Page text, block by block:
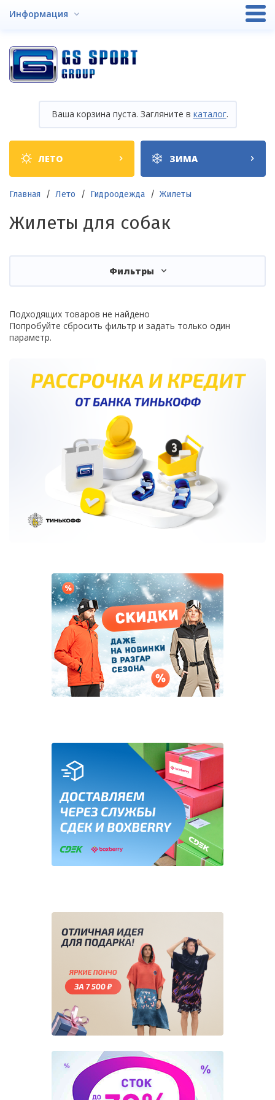
Информация
Ваша корзина пуста. Загляните в каталог.
Shop
categories
ЛЕТО ЗИМА
Строка
навигации
Главная Лето Гидроодежда Жилеты
Жилеты для собак
Фильтры
Подходящих товаров не найдено
Попробуйте сбросить фильтр и задать только один
параметр.